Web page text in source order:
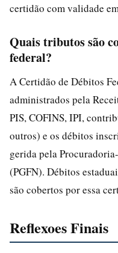
certidão com validade
Quais tributos são
federal?
A Certidão de Débitos
administrados pela
PIS, COFINS, IPI,
outros) e os débitos
gerida pela
(PGFN). Débitos
são cobertos por essa
Reflexoes Finais